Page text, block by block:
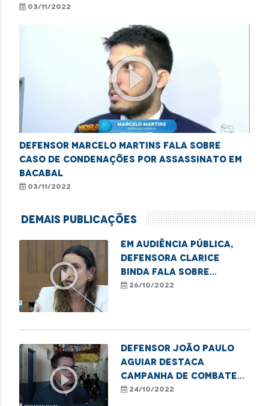
03/11/2022
play_circle_outline
Defensor Marcelo Martins fala sobre
caso de condenações por assassinato em
Bacabal
03/11/2022
Demais Publicações
play_circle_outline
Em audiência pública,
defensora Clarice
Binda fala sobre
questão das carroças
26/10/2022
play_circle_outline
Defensor João Paulo
Aguiar destaca
campanha de combate
ao sub-registro em
24/10/2022